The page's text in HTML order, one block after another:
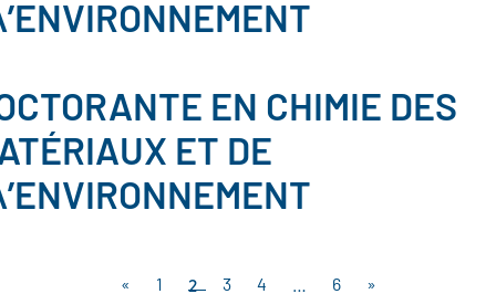
EN CHIMIE DES
ET DE
« 1 2 3 4 … 6 »